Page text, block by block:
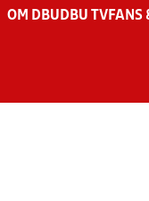
OM DBU DBU TV FANS